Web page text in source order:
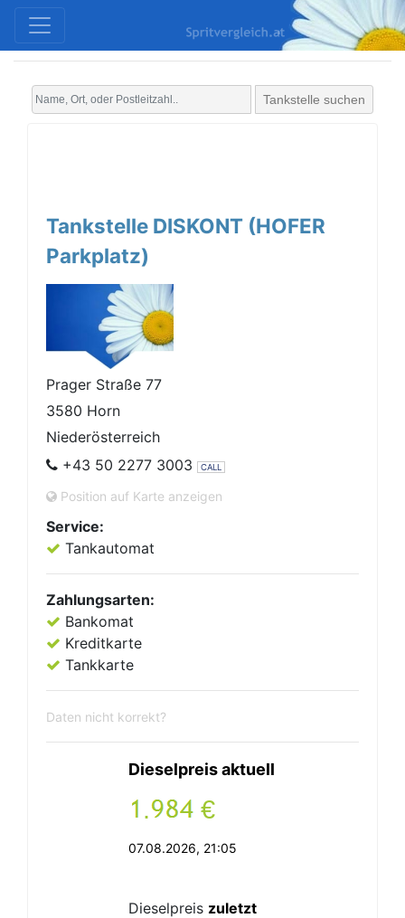
Tankstelle suchen
Tankstelle DISKONT (HOFER
Parkplatz)
Prager Straße 77
3580 Horn
Niederösterreich
+43 50 2277 3003
CALL
Position auf Karte anzeigen
Service:
Tankautomat
Zahlungsarten:
Bankomat
Kreditkarte
Tankkarte
Daten nicht korrekt?
Dieselpreis aktuell
. €
07.08.2026, 21:05
Dieselpreis zuletzt